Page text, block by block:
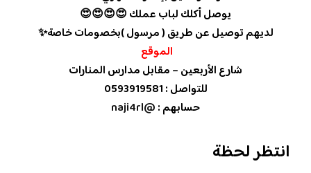
يوصل أكلك لباب عملك 😍😍😍😍
لديهم توصيل عن طريق ( مرسول )بخصومات خاصة✨
الموقع
شارع الأربعين – مقابل مدارس المنارات
للتواصل : 0593919581
حسابهم :@naji4rl
انتظر لحظة